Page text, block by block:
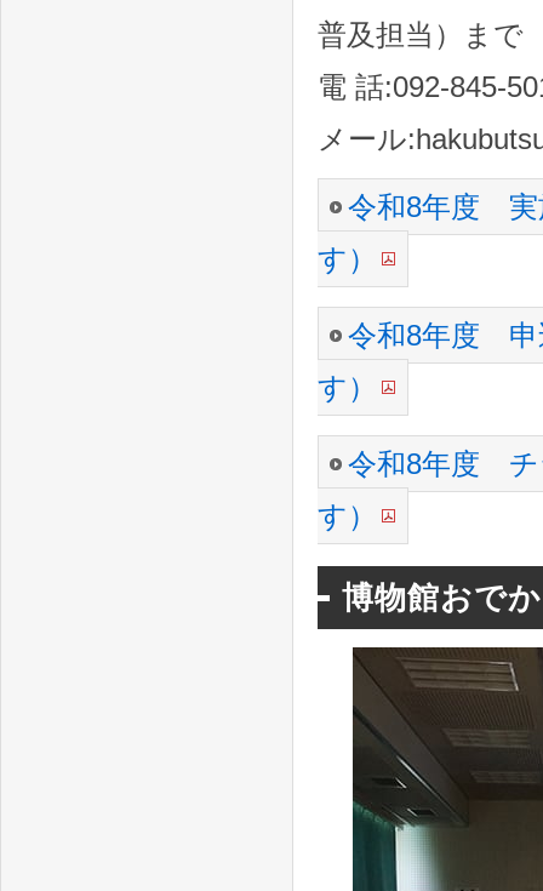
普及担当）まで
電 話:092-845-
メール
令和8年度 実
す）
令和8年度 申
す）
令和8年度 チ
す）
博物館おで